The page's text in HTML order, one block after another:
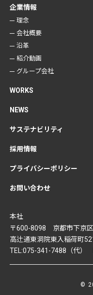
企業情報
理念
会社概要
沿革
紹介動画
グループ会社
WORKS
NEWS
サステナビリティ
採用情報
プライバシーポリシー
お問い合わせ
本社
〒600-8098 京都市下京区
高辻通東洞院東入稲荷町
TEL:075-341-7488（代）
©